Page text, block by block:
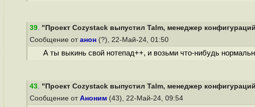
39. "Проект Cozystack выпустил Talm, менеджер
Сообщение от анон (?), 22-Май-24, 01:50
А ты выкинь свой нотепад++, и возьми что-нибудь
43. "Проект Cozystack выпустил Talm, менеджер
Сообщение от Аноним (43), 22-Май-24, 09:54